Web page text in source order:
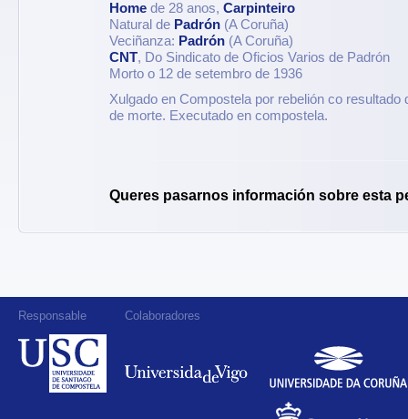
Home de 28 anos, Carpinteiro
Natural de Padrón (A Coruña)
Veciñanza: Padrón (A Coruña)
CNT, Do Sindicato de Oficios Varios de Padrón
Morto o 12 de setembro de 1936
Xulgado en Compostela por rebelión co resultado
de morte. Executado en compostela.
Queres pasarnos información sobre esta
Responsable Colaboradores